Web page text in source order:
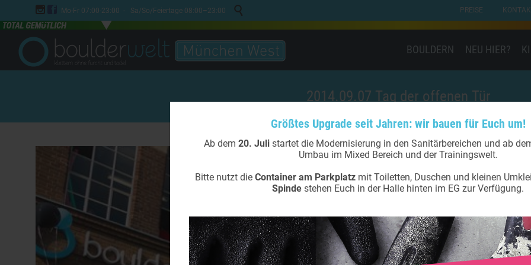
Größtes Upgrade seit Jahren: wir bauen für Euch um!
Ab dem 20. Julistartet die Modernisierung in den Sanitärbereichen und ab
Umbau im Mixed Bereich und der Trainingswelt.
Bitte nutzt die Container am Parkplatzmit Toiletten, Duschen und kleinen
Spinde stehen Euch in der Halle hinten im EG zur Verfügung.
 Mo-Fr 07:00-23:00 - Sa/So/Feiertage 08:00–23:00  PREISE
BOULDERN NEU HIER?
2014.09.07 Tag der offenen Tür